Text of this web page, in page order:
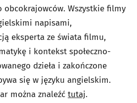
obcokrajowców. Wszystkie filmy
napisami,
eksperta ze świata filmu,
i kontekst społeczno-
dzieła i zakończone
się w języku angielskim.
można znaleźć tutaj.